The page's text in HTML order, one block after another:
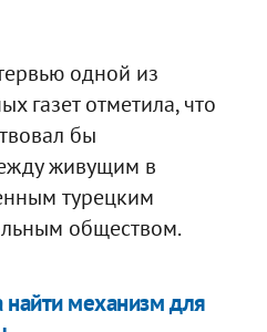
одной из
газет отметила, что
бы
живущим в
турецким
обществом.
найти механизм для